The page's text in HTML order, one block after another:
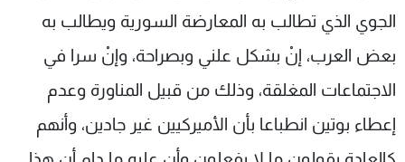
الجوي الذي تطالب به المعارضة السورية ويطالب به
بعض العرب، إنْ بشكل علني وبصراحة، وإنْ سرا في
الاجتماعات المغلقة، وذلك من قبيل المناورة وعدم
إعطاء بوتين انطباعا بأن الأميركيين غير جادين، وأنهم